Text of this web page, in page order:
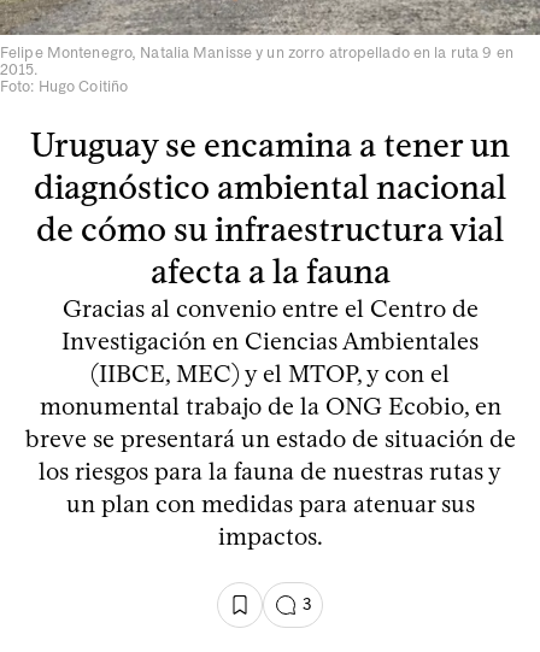
Felipe Montenegro, Natalia Manisse y un zorro atropellado en la ruta 9 en
2015.
Foto: Hugo Coitiño
Uruguay se encamina a tener un
diagnóstico ambiental nacional
de cómo su infraestructura vial
afecta a la fauna
Gracias al convenio entre el Centro de
Investigación en Ciencias Ambientales
(IIBCE, MEC) y el MTOP, y con el
monumental trabajo de la ONG Ecobio, en
breve se presentará un estado de situación de
los riesgos para la fauna de nuestras rutas y
un plan con medidas para atenuar sus
impactos.
3